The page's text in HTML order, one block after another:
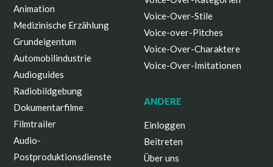
Animation
Medizinische Erzählung
Grundeigentum
Automobilindustrie
Audioguides
Radiobildgebung
Dokumentarfilme
Filmtrailer
Audio-
Postproduktionsdienste
Voice-Over-Stile
Voice-over-Pitches
Voice-Over-Charaktere
Voice-Over-Imitationen
ANDERE
Einloggen
Beitreten
Über uns